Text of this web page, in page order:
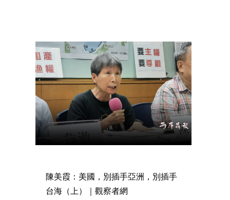
陳美霞：美國，別插手亞洲，別插手
台海（上）｜觀察者網